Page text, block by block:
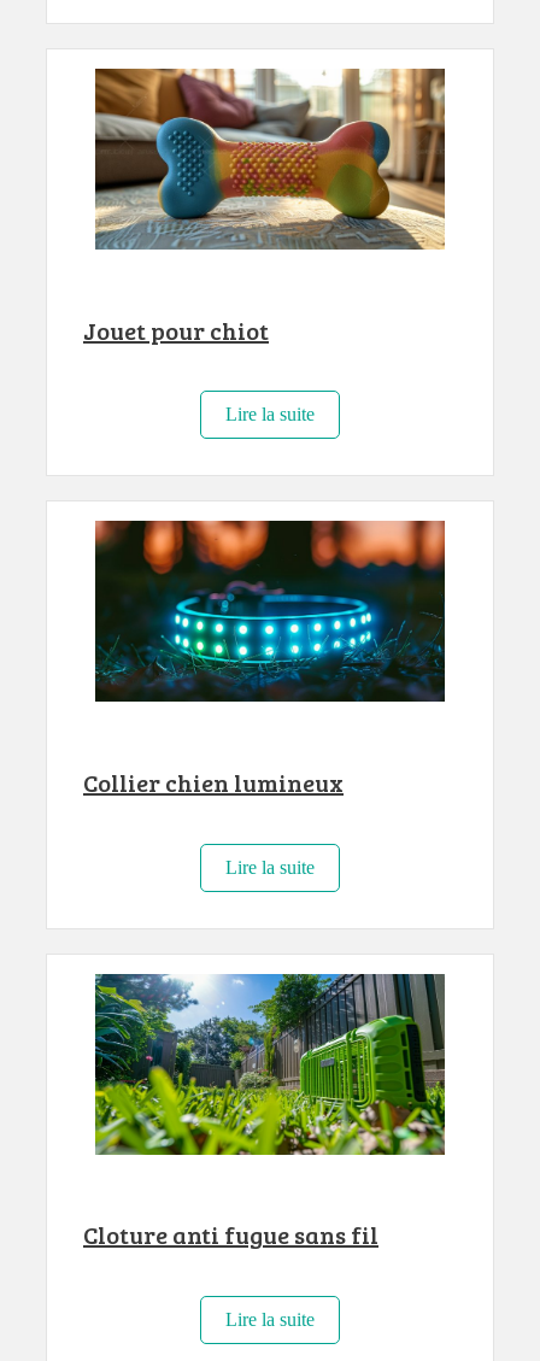
Jouet pour chiot
Lire la suite
Collier chien lumineux
Lire la suite
Cloture anti fugue sans fil
Lire la suite